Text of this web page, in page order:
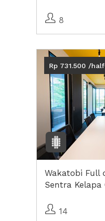
8
Rp 731.500 /
Wakatobi Full
Sentra Kelapa
14